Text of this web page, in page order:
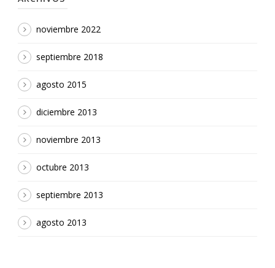
noviembre 2022
septiembre 2018
agosto 2015
diciembre 2013
noviembre 2013
octubre 2013
septiembre 2013
agosto 2013